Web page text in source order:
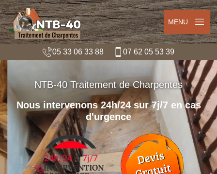
MENU
05 33 06 33 88 07 62 05 53 39
NTB-40 Traitement de Charpentes
Nous intervenons 24h/24 sur 7j/7 en cas
d'urgence